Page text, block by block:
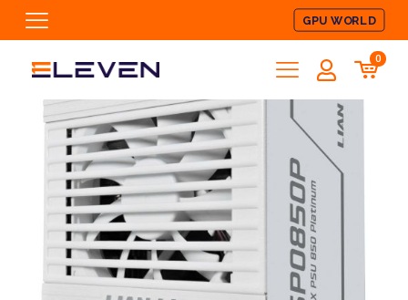
GPU WORLD
0